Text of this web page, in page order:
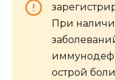
При
острой